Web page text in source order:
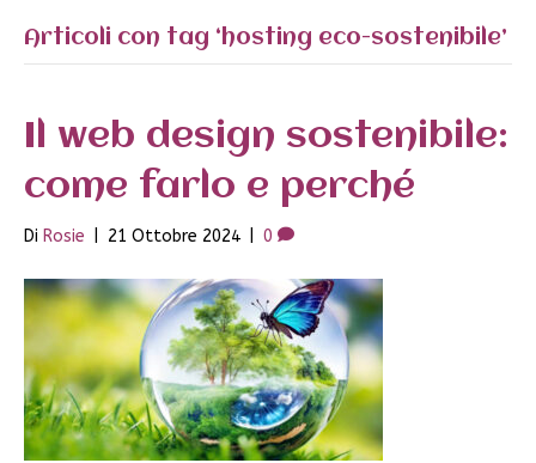
Articoli con tag ‘hosting eco-sostenibile’
Il web design sostenibile:
come farlo e perché
Di Rosie 21 Ottobre 2024 0